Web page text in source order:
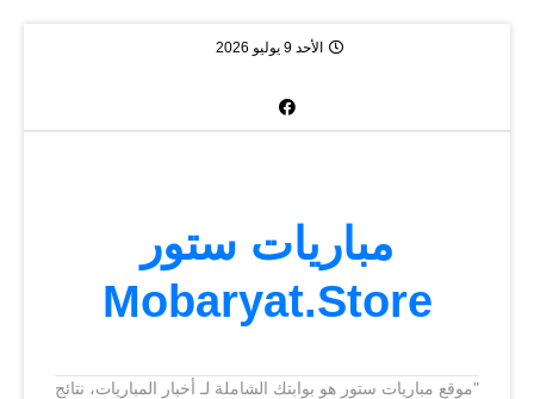
الأحد 9 يوليو 2026
مباريات ستور
Mobaryat.Store
"موقع مباريات ستور هو بوابتك الشاملة لـ أخبار المباريات، نتائج